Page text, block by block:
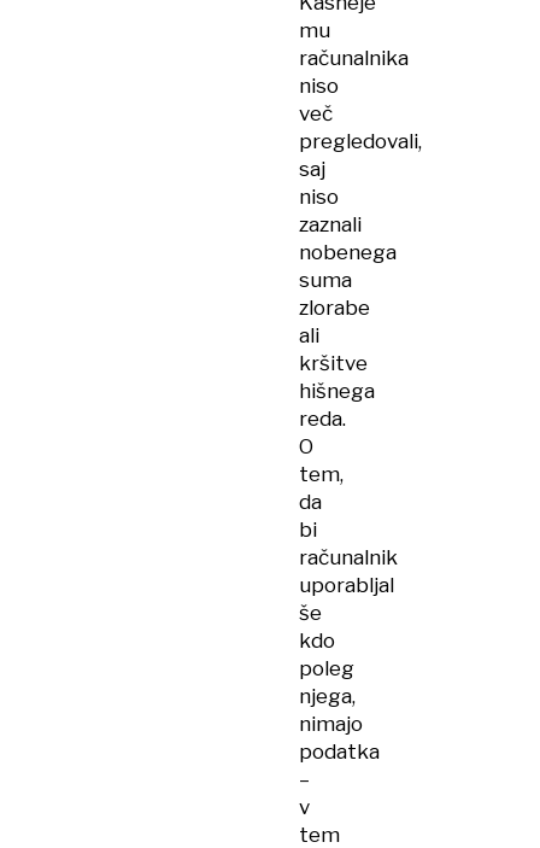
mu
računalnika
niso
več
pregledovali,
saj
niso
zaznali
nobenega
suma
zlorabe
ali
kršitve
hišnega
reda.
O
tem,
da
bi
računalnik
uporabljal
še
kdo
poleg
njega,
nimajo
podatka
–
v
tem